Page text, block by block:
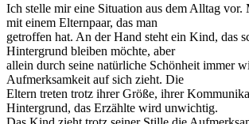
Ich stelle mir eine Situation aus dem Alltag vor.
mit einem Elternpaar, das man
getroffen hat. An der Hand steht ein Kind, das
Hintergrund bleiben möchte, aber
allein durch seine natürliche Schönheit immer
Aufmerksamkeit auf sich zieht. Die
Eltern treten trotz ihrer Größe, ihrer
Hintergrund, das Erzählte wird unwichtig.